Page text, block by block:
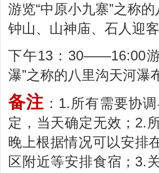
游览“中原小九寨”之称
钟山、山神庙、石人迎
下午13：30——16:00
瀑”之称的八里沟天河瀑
备注 ：1.所有需要协
定，当天确定无效；2.
晚上根据情况可以安排
区附近等安排食宿；3.